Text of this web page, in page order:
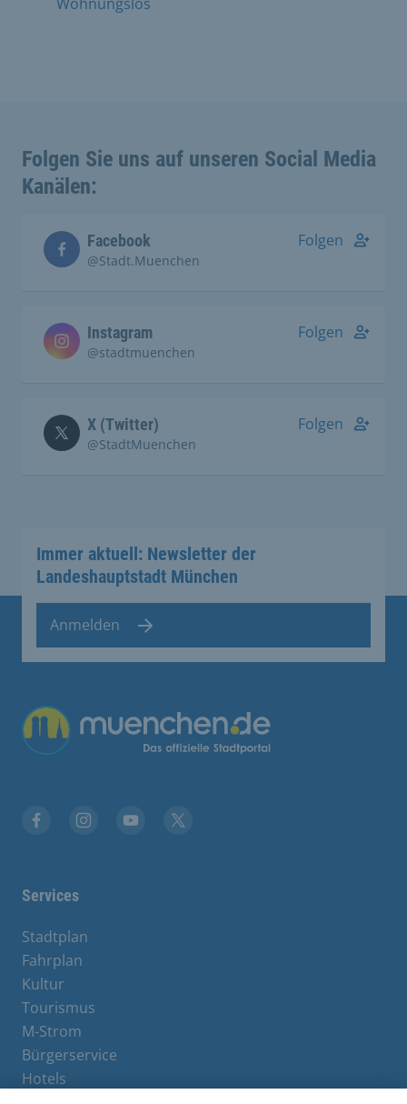
Folgen Sie uns auf unseren Social Media
Kanälen:
Facebook
@Stadt.Muenchen
Folgen
Instagram
@stadtmuenchen
Folgen
X (Twitter)
@StadtMuenchen
Folgen
Immer aktuell: Newsletter der
Landeshauptstadt München
Anmelden
Übergreifende Links
Services
Stadtplan
Fahrplan
Kultur
Tourismus
M-Strom
Bürgerservice
Hotels